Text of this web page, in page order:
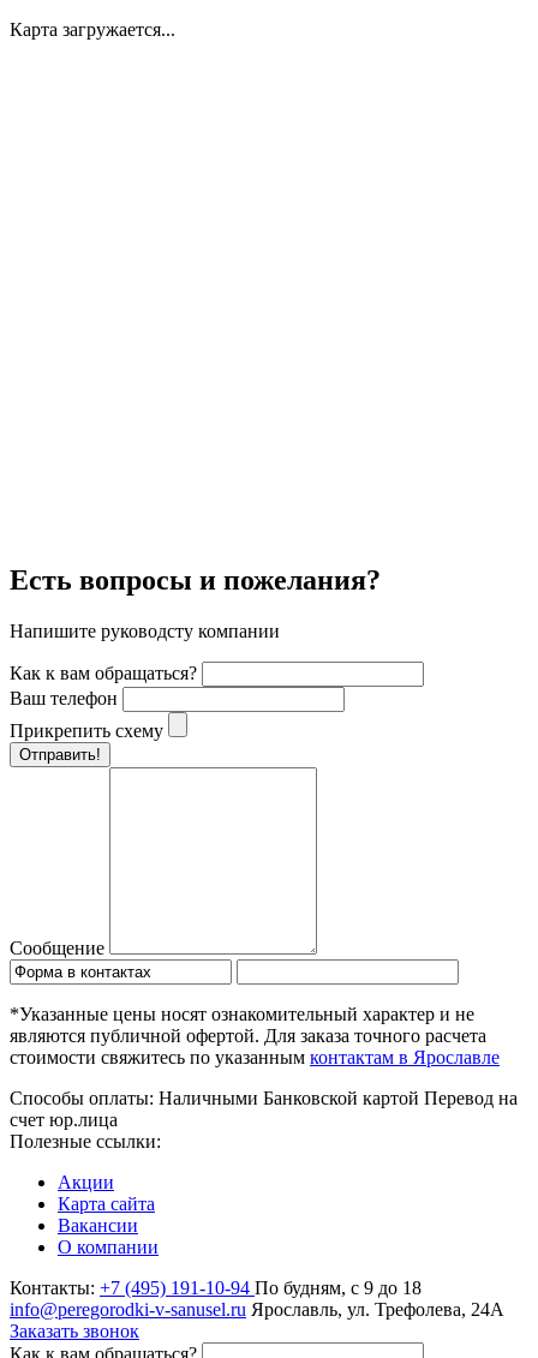
Карта загружается...
Есть вопросы и пожелания?
Напишите руководсту компании
Как к вам обращаться?
Ваш телефон
Прикрепить схему
Отправить!
Сообщение
*Указанные цены носят ознакомительный характер и не
являются публичной офертой. Для заказа точного расчета
стоимости свяжитесь по указанным контактам в Ярославле
Способы оплаты: Наличными Банковской картой Перевод на
счет юр.лица
Полезные ссылки:
Акции
Карта сайта
Вакансии
О компании
Контакты: +7 (495) 191-10-94 По будням, с 9 до 18
info@peregorodki-v-sanusel.ru Ярославль, ул. Трефолева, 24А
Заказать звонок
Как к вам обращаться?